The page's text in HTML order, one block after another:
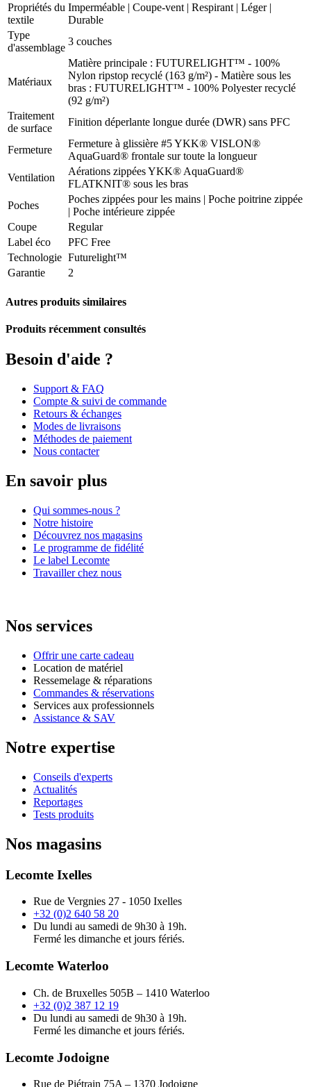
Propriétés du
textile
Imperméable | Coupe-vent | Respirant | Léger|
Durable
Type
d'assemblage
3 couches
Matériaux
Matière principale : FUTURELIGHT™ - 100%
Nylon ripstop recyclé (163 g/m²) - Matière sous les
bras : FUTURELIGHT™ - 100% Polyester recyclé
(92 g/m²)
Traitement
de surface
Finition déperlante longue durée (DWR) sans PFC
Fermeture
Fermeture à glissière #5 YKK® VISLON®
AquaGuard® frontale sur toute la longueur
Ventilation
Aérations zippées YKK® AquaGuard®
FLATKNIT® sous les bras
Poches
Poches zippées pour les mains | Poche poitrine zippée
| Poche intérieure zippée
Coupe
Regular
Label éco
PFC Free
Technologie Futurelight™
Garantie
2
Autres produits similaires
Produits récemment consultés
Besoin d'aide ?
Support & FAQ
Compte & suivi de commande
Retours & échanges
Modes de livraisons
Méthodes de paiement
Nous contacter
En savoir plus
Qui sommes-nous ?
Notre histoire
Découvrez nos magasins
Le programme de fidélité
Le label Lecomte
Travailler chez nous
Nos services
Offrir une carte cadeau
Location de matériel
Ressemelage & réparations
Commandes & réservations
Services aux professionnels
Assistance & SAV
Notre expertise
Conseils d'experts
Actualités
Reportages
Tests produits
Nos magasins
Lecomte Ixelles
Rue de Vergnies 27 - 1050 Ixelles
+32 (0)2 640 58 20
Du lundi au samedi de 9h30 à 19h.
Fermé les dimanche et jours fériés.
Lecomte Waterloo
Ch. de Bruxelles 505B – 1410 Waterloo
+32 (0)2 387 12 19
Du lundi au samedi de 9h30 à 19h.
Fermé les dimanche et jours fériés.
Lecomte Jodoigne
Rue de Piétrain 75A – 1370 Jodoigne